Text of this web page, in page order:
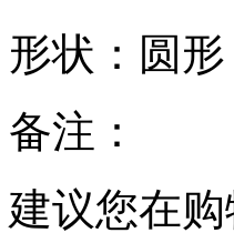
形状： 圆形
备注：
建议您在